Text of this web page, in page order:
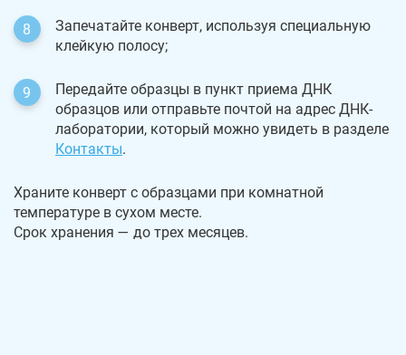
Запечатайте конверт, используя специальную
клейкую полосу;
Передайте образцы в пункт приема ДНК
образцов или отправьте почтой на адрес ДНК-
лаборатории, который можно увидеть в разделе
Контакты.
Храните конверт с образцами при комнатной
температуре в сухом месте.
Срок хранения — до трех месяцев.